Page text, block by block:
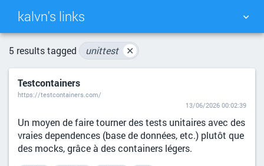
kalvn's links
TAG CLOUD
DAILY
5 results tagged unittest ✕
Testcontainers
https://testcontainers.com/
13/06/2026 00:02:39
Un moyen de faire tourner des tests unitaires avec des
vraies dependences (base de données, etc.) plutôt que
des mocks, grâce à des containers légers.